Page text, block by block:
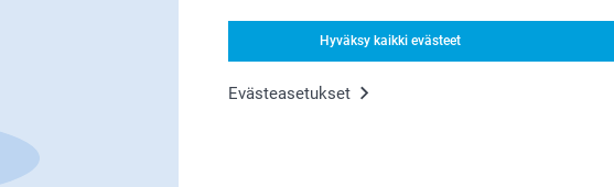
Hyväksy kaikki evästeet
Evästeasetukset